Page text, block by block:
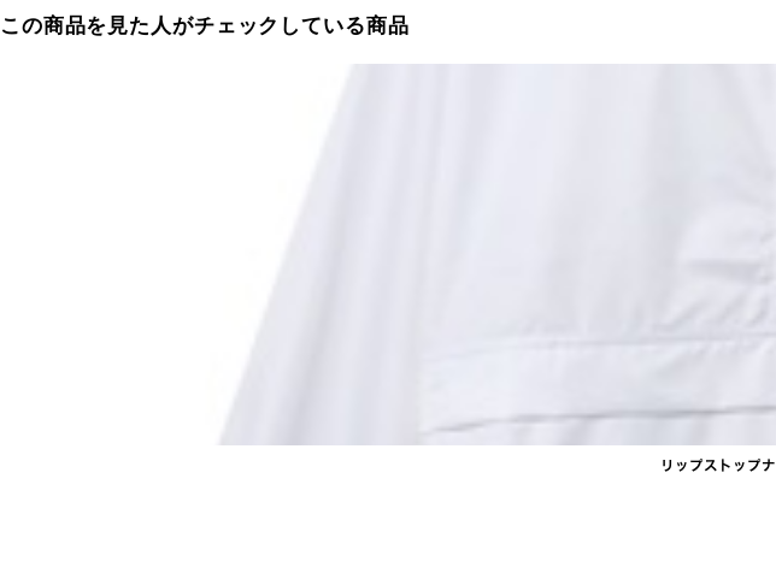
この商品を見た人がチェックしている商品
リップストップ